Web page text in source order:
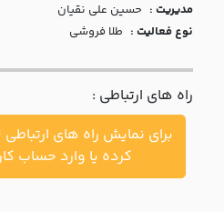
مقالات
اخبار
پرسش
متداول
خواست
مدیریت : حسين علي نقيان
نوع فعالیت : طلا فروشی
راه های ارتباطی :
برای نمایش راه های
کرده یا وارد حساب